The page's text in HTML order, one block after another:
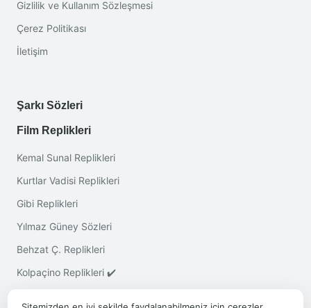
Gizlilik ve Kullanım Sözleşmesi
Çerez Politikası
İletişim
Şarkı Sözleri
Film Replikleri
Kemal Sunal Replikleri
Kurtlar Vadisi Replikleri
Gibi Replikleri
Yılmaz Güney Sözleri
Behzat Ç. Replikleri
Kolpaçino Replikleri ✔️